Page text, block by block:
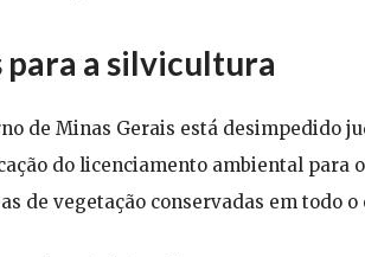
a silvicultura
de Minas Gerais está desimpedido
do licenciamento ambiental para
de vegetação conservadas em todo o